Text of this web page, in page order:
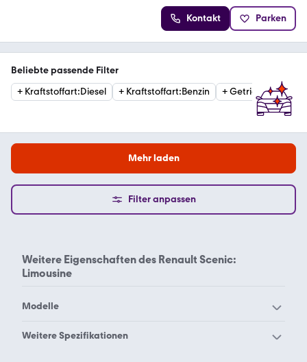
Kontakt Parken
Beliebte passende Filter
+ Kraftstoffart:Diesel + Kraftstoffart:Benzin +Getriebe:
Mehr laden
Filter anpassen
Weitere Eigenschaften des Renault Scenic:
Limousine
Modelle
Renault Alaskan
Weitere Spezifikationen